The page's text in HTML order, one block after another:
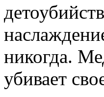
никогда.
убивает